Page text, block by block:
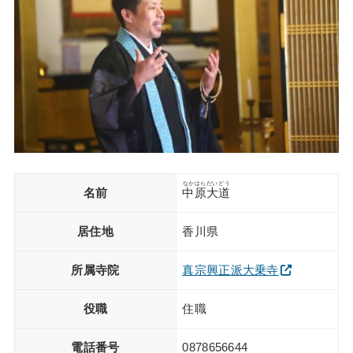
名前 中原大道
なかはらだいどう
居住地 香川県
所属寺院 真宗興正派大乗寺
役職 住職
電話番号 0878656644